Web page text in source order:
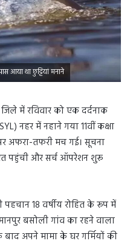
आया था छुट्टियां मनाने
में रविवार को एक दर्दनाक
नहर में नहाने गया 11वीं कक्षा
अफरा-तफरी मच गई। सूचना
पहुंची और सर्च ऑपरेशन शुरू
18 वर्षीय रोहित के रूप में
बसोली गांव का रहने वाला
बाद अपने मामा के घर गर्मियों की